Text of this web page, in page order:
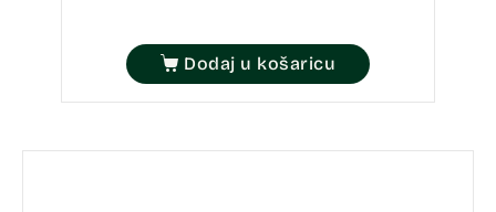
Dodaj u košaricu